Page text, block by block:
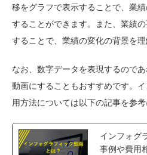
移をグラフで表示することで、業
することができます。また、業績
することで、業績の変化の背景を理
なお、数字データを表現するので
動画にすることもおすすめです。
用方法については以下の記事を参考
インフォグ
事例や費用